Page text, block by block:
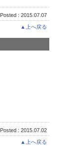
Posted : 2015.07.07
▲上へ戻る
Posted : 2015.07.02
▲上へ戻る